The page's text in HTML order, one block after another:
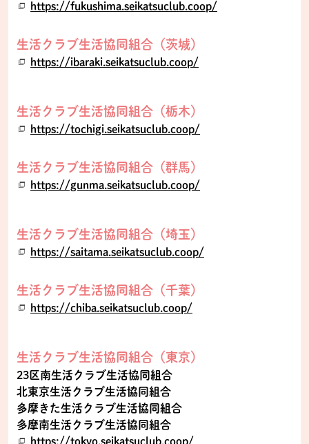
https://fukushima.seikatsuclub.coop/
生活クラブ生活協同組合（茨城）
https://ibaraki.seikatsuclub.coop/
生活クラブ生活協同組合（栃木）
https://tochigi.seikatsuclub.coop/
生活クラブ生活協同組合（群馬）
https://gunma.seikatsuclub.coop/
生活クラブ生活協同組合（埼玉）
https://saitama.seikatsuclub.coop/
生活クラブ生活協同組合（千葉）
https://chiba.seikatsuclub.coop/
生活クラブ生活協同組合（東京）
23区南生活クラブ生活協同組合
北東京生活クラブ生活協同組合
多摩きた生活クラブ生活協同組合
多摩南生活クラブ生活協同組合
https://tokyo.seikatsuclub.coop/